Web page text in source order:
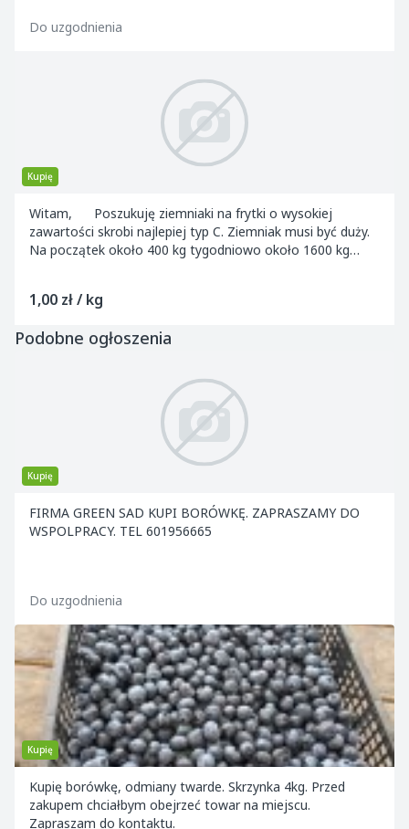
Do uzgodnienia
Kupię
Witam, Poszukuję ziemniaki na frytki o wysokiej
zawartości skrobi najlepiej typ C. Ziemniak musi być duży.
Na początek około 400 kg tygodniowo około 1600 kg
1,00 zł / kg
Podobne ogłoszenia
Kupię
FIRMA GREEN SAD KUPI BORÓWKĘ. ZAPRASZAMY DO
WSPOLPRACY. TEL 601956665
Do uzgodnienia
Kupię
Kupię borówkę, odmiany twarde. Skrzynka 4kg. Przed
zakupem chciałbym obejrzeć towar na miejscu.
Zapraszam do kontaktu.